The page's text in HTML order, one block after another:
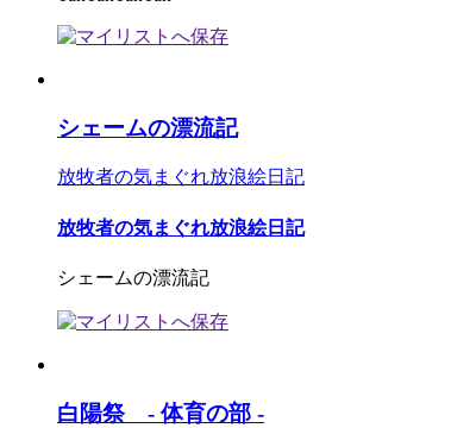
シェームの漂流記
放牧者の気まぐれ放浪絵日記
放牧者の気まぐれ放浪絵日記
シェームの漂流記
白陽祭 - 体育の部 -